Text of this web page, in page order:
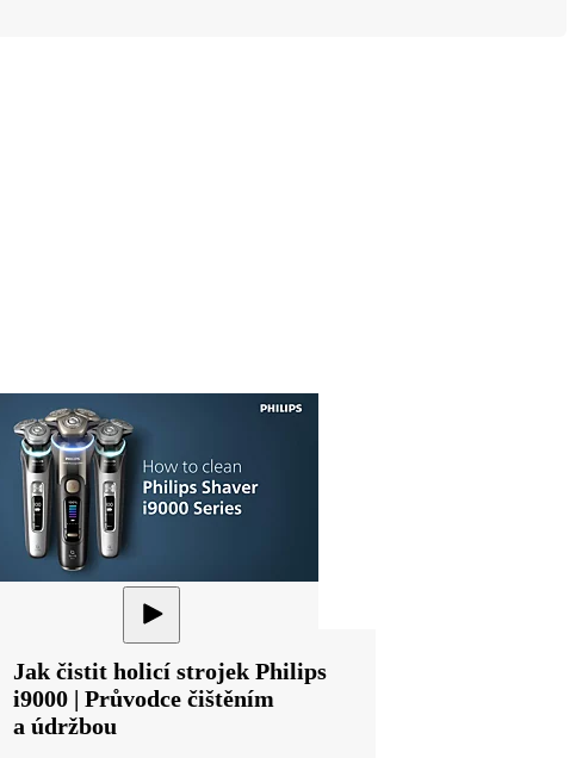
Jak čistit holicí strojek Philips
i9000 | Průvodce čištěním
a údržbou